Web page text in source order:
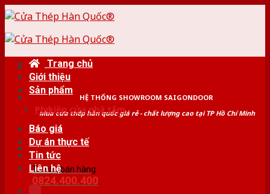
Skip
content
HỆ THỐNG SHOWROOM SAIGONDOOR
Mua cửa thép hàn quốc giá rẻ - chất lượng cao tại TP Hồ Chí Minh
Tư vấn bán hàng
0824.400.400
Trang chủ
Giới thiệu
Sản phẩm
Phụ kiện cửa nhà tắm
Báo giá
Dự án thực tế
Tin tức
Liên hệ